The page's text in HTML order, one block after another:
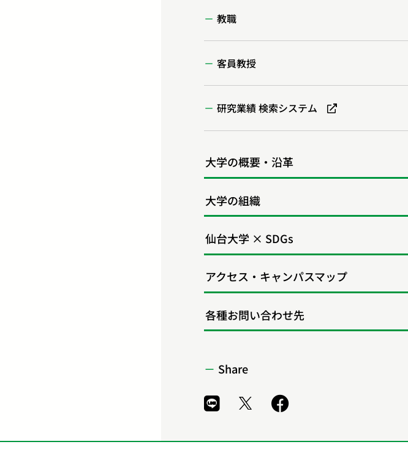
教職
客員教授
研究業績 検索システム
大学の概要・沿革
大学の組織
仙台大学 × SDGs
アクセス・キャンパスマップ
各種お問い合わせ先
Share